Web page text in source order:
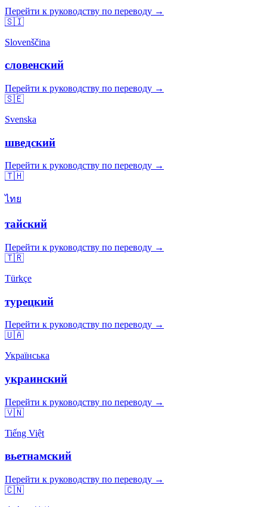
Перейти к руководству по переводу →
🇸🇮
Slovenščina
словенский
Перейти к руководству по переводу →
🇸🇪
Svenska
шведский
Перейти к руководству по переводу →
🇹🇭
ไทย
тайский
Перейти к руководству по переводу →
🇹🇷
Türkçe
турецкий
Перейти к руководству по переводу →
🇺🇦
Українська
украинский
Перейти к руководству по переводу →
🇻🇳
Tiếng Việt
вьетнамский
Перейти к руководству по переводу →
🇨🇳